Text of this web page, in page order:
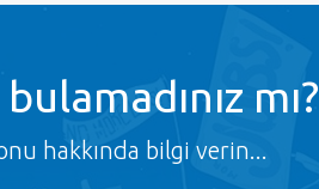
mı?
hakkında bilgi verin...